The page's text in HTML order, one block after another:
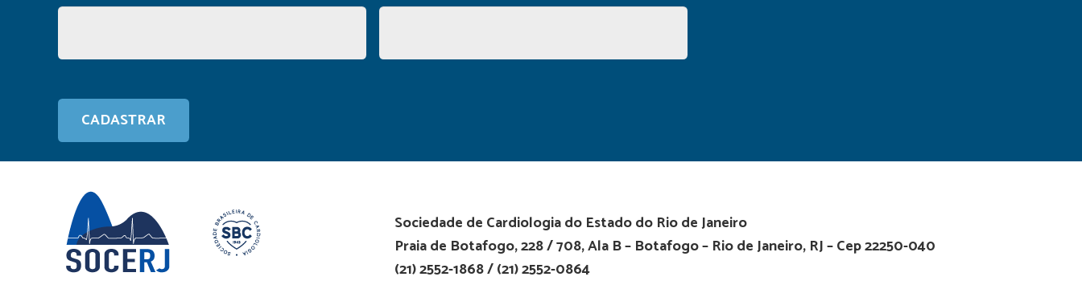
Sociedade de Cardiologia do Estado do Rio de Janeiro
Praia de Botafogo, 228 / 708, Ala B – Botafogo – Rio de Janeiro, RJ – Cep 22250-040
(21) 2552-1868 / (21) 2552-0864